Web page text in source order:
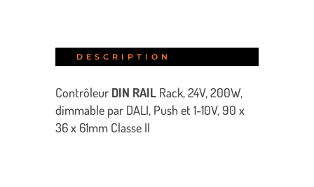
DESCRIPTION
Contrôleur DIN RAILRack, 24V, 200W,
dimmable par DALI, Push et 1-10V, 90 x
36 x 61mm Classe II